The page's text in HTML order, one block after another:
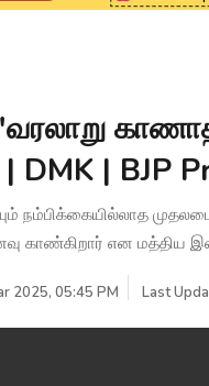
| DMK | BJP
நம்பிக்கையில்லாத
காண்கிறார் என
2025, 05:45 PM Last